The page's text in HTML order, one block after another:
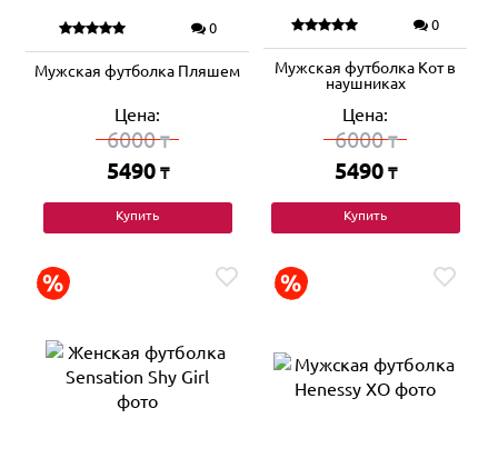
0
Мужская футболка Пляшем
Цена:
6000₸
5490 ₸
Купить
0
Мужская футболка Кот в
наушниках
Цена:
6000₸
5490 ₸
Купить